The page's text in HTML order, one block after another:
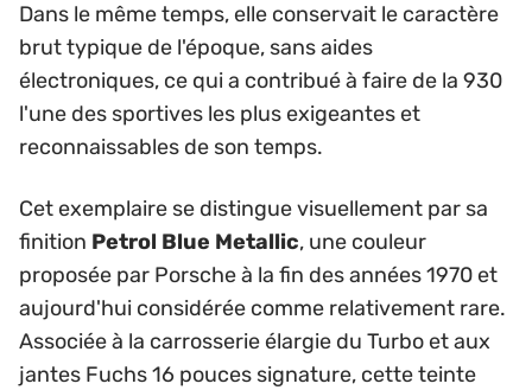
Dans le même temps, elle conservait le caractère
brut typique de l'époque, sans aides
électroniques, ce qui a contribué à faire de la 930
l'une des sportives les plus exigeantes et
reconnaissables de son temps.
Cet exemplaire se distingue visuellement par sa
finition Petrol Blue Metallic, une couleur
proposée par Porsche à la fin des années 1970 et
aujourd'hui considérée comme relativement rare.
Associée à la carrosserie élargie du Turbo et aux
jantes Fuchs 16 pouces signature, cette teinte